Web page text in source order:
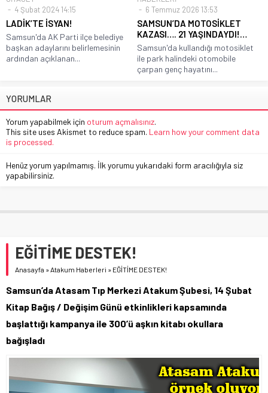
4 Şubat 2024 14:15
LADİK’TE İSYAN!
Samsun'da AK Parti ilçe belediye
başkan adaylarını belirlemesinin
ardından açıklanan...
6 Temmuz 2026 13:53
SAMSUN’DA MOTOSİKLET
KAZASI…. 21 YAŞINDAYDI!…
Samsun'da kullandığı motosiklet
ile park halindeki otomobile
çarpan genç hayatını...
YORUMLAR
Yorum yapabilmek için oturum açmalısınız.
This site uses Akismet to reduce spam. Learn how your comment data
is processed.
Henüz yorum yapılmamış. İlk yorumu yukarıdaki form aracılığıyla siz
yapabilirsiniz.
EĞİTİME DESTEK!
Anasayfa »Atakum Haberleri » EĞİTİME DESTEK!
Samsun’da Atasam Tıp Merkezi Atakum Şubesi, 14 Şubat
Kitap Bağış / Değişim Günü etkinlikleri kapsamında
başlattığı kampanya ile 300’ü aşkın kitabı okullara
bağışladı